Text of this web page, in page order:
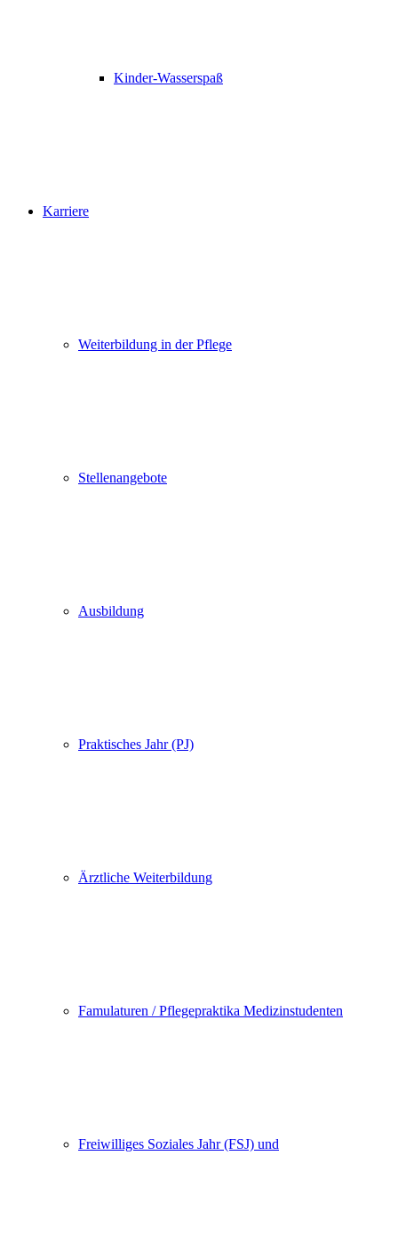
Kinder-Wasserspaß
Karriere
Weiterbildung in der Pflege
Stellenangebote
Ausbildung
Praktisches Jahr (PJ)
Ärztliche Weiterbildung
Famulaturen / Pflegepraktika Medizinstudenten
Freiwilliges Soziales Jahr (FSJ) und